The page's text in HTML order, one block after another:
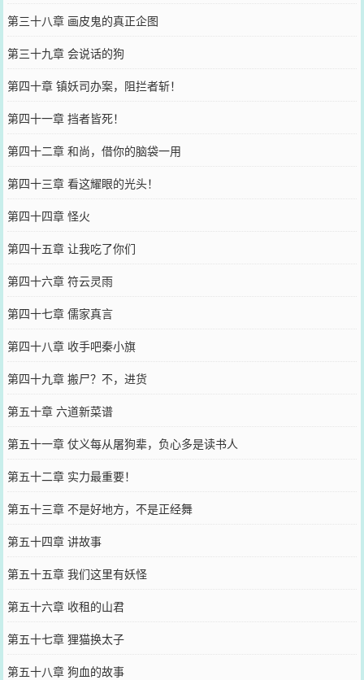
第三十八章 画皮鬼的真正企图
第三十九章 会说话的狗
第四十章 镇妖司办案，阻拦者斩！
第四十一章 挡者皆死！
第四十二章 和尚，借你的脑袋一用
第四十三章 看这耀眼的光头！
第四十四章 怪火
第四十五章 让我吃了你们
第四十六章 符云灵雨
第四十七章 儒家真言
第四十八章 收手吧秦小旗
第四十九章 搬尸？不，进货
第五十章 六道新菜谱
第五十一章 仗义每从屠狗辈，负心多是读书人
第五十二章 实力最重要！
第五十三章 不是好地方，不是正经舞
第五十四章 讲故事
第五十五章 我们这里有妖怪
第五十六章 收租的山君
第五十七章 狸猫换太子
第五十八章 狗血的故事